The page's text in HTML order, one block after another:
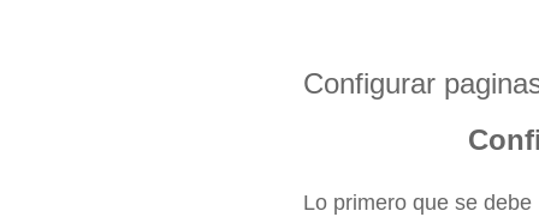
Configurar
Lo primero que se